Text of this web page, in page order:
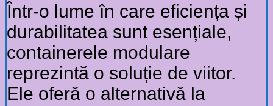
Într-o lume în care eficiența și
durabilitatea sunt esențiale,
containerele modulare
reprezintă o soluție de viitor.
Ele oferă o alternativă la